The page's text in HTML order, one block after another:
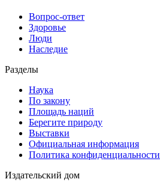
Вопрос-ответ
Здоровье
Люди
Наследие
Разделы
Наука
По закону
Площадь наций
Берегите природу
Выставки
Официальная информация
Политика конфиденциальности
Издательский дом